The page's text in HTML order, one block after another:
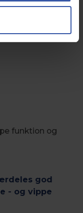
funktion og
god
- og vippe